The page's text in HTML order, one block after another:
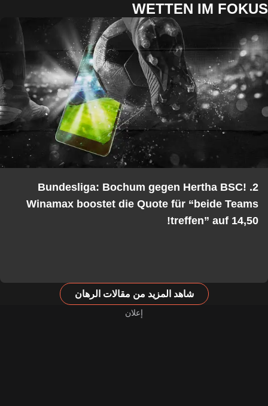
WETTEN IM FOKUS
2. Bundesliga: Bochum gegen Hertha BSC!
Winamax boostet die Quote für “beide Teams
treffen” auf 14,50!
شاهد المزيد من مقالات الرهان